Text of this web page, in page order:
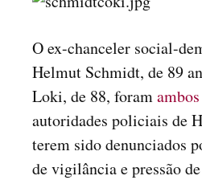
O ex-chanceler social-
Helmut Schmidt, de 89
Loki, de 88, foram
autoridades policiais de
terem sido denunciados
de vigilância e pressão